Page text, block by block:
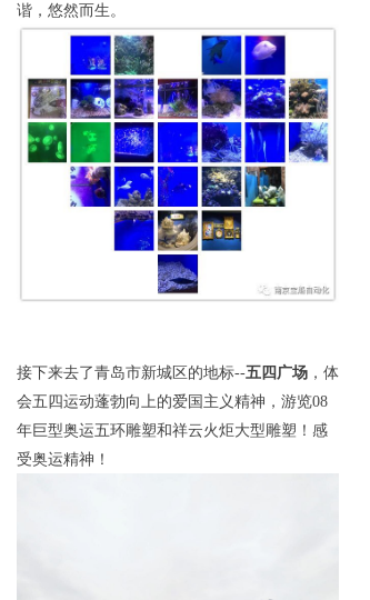
谐，悠然而生。
接下来去了青岛市新城区的地标--五四广场 ，体
会五四运动蓬勃向上的爱国主义精神，游览08
年巨型奥运五环雕塑和祥云火炬大型雕塑！感
受奥运精神！